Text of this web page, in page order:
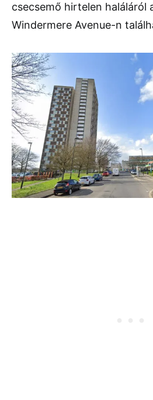
csecsemő hirtelen haláláról
Windermere Avenue-n